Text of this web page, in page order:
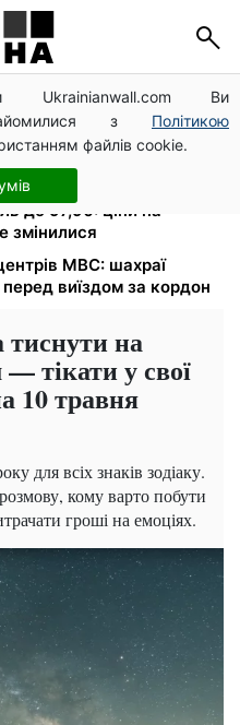
Ukrainianwall.com Ви
з Політикою
файлів cookie.
подешевшали до 50%:
приймає заяви на
опалення
до 97,90: ціни на
змінилися
МВС: шахраї
виїздом за кордон
на
тікати у свої
10 травня
для всіх знаків зодіаку.
кому варто побути
гроші на емоціях.